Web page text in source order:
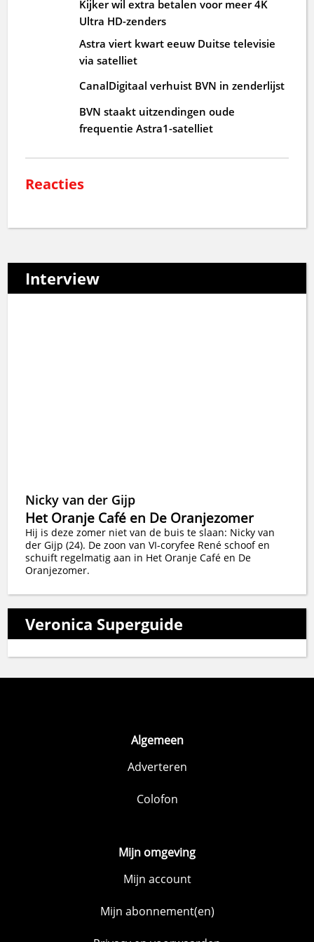
Kijker wil extra betalen voor meer 4K
Ultra HD-zenders
Astra viert kwart eeuw Duitse televisie
via satelliet
CanalDigitaal verhuist BVN in zenderlijst
BVN staakt uitzendingen oude
frequentie Astra1-satelliet
Reacties
Interview
Nicky van der Gijp
Het Oranje Café en De Oranjezomer
Hij is deze zomer niet van de buis te slaan: Nicky van
der Gijp (24). De zoon van VI-coryfee René schoof en
schuift regelmatig aan in Het Oranje Café en De
Oranjezomer.
Veronica Superguide
Algemeen
Adverteren
Colofon
Mijn omgeving
Mijn account
Mijn abonnement(en)